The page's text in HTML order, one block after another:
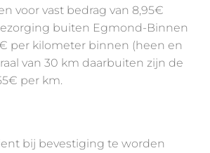
voor vast bedrag van 8,95€
buiten Egmond-Binnen
per kilometer binnen (heen en
van 30 km daarbuiten zijn de
per km.
bij bevestiging te worden